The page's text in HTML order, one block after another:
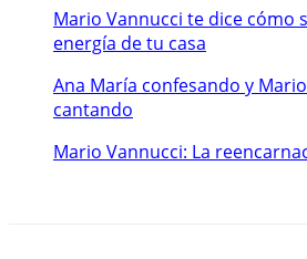
Mario Vannucci te dice cómo
energía de tu casa
Ana María confesando y
cantando
Mario Vannucci: La